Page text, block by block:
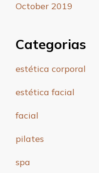
October 2019
Categorias
estética corporal
estética facial
facial
pilates
spa